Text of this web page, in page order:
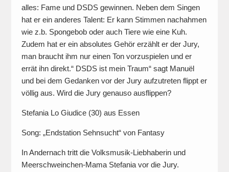
alles: Fame und DSDS gewinnen. Neben dem Singen
hat er ein anderes Talent: Er kann Stimmen nachahmen
wie z.b. Spongebob oder auch Tiere wie eine Kuh.
Zudem hat er ein absolutes Gehör erzählt er der Jury,
man braucht ihm nur einen Ton vorzuspielen und er
errät ihn direkt.“ DSDS ist mein Traum“ sagt Manuël
und bei dem Gedanken vor der Jury aufzutreten flippt er
völlig aus. Wird die Jury genauso ausflippen?
Stefania Lo Giudice (30) aus Essen
Song: „Endstation Sehnsucht“ von Fantasy
In Andernach tritt die Volksmusik-Liebhaberin und
Meerschweinchen-Mama Stefania vor die Jury.